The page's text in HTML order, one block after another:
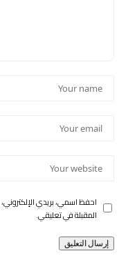
احفظ اسمي، بريدي
المقبلة في تعليقي.